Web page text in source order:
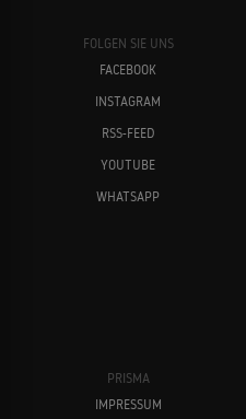
FOLGEN SIE UNS
FACEBOOK
INSTAGRAM
RSS-FEED
YOUTUBE
WHATSAPP
PRISMA
IMPRESSUM